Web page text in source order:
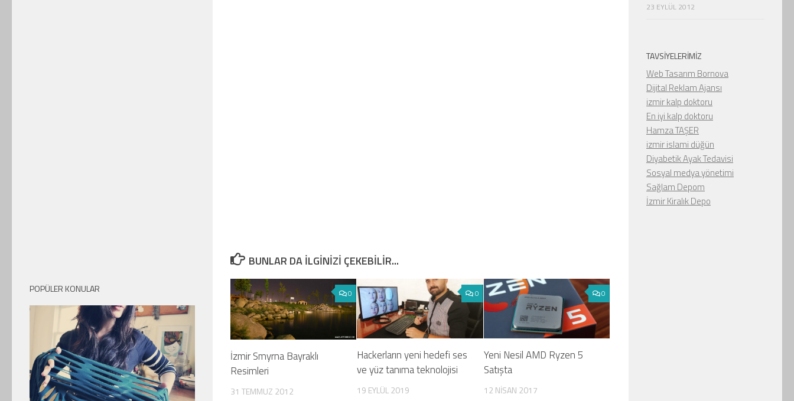
BUNLAR DA ILGINIZI ÇEKEBILIR...
0
İzmir Smyrna Bayraklı
Resimleri
31 TEMMUZ 2012
0
Hackerların yeni hedefi ses
ve yüz tanıma teknolojisi
19 EYLÜL 2019
0
Yeni Nesil AMD Ryzen 5
Satışta
12 NISAN 2017
POPÜLER KONULAR
23 EYLÜL 2012
TAVSIYELERIMIZ
Web Tasarım Bornova
Dijital Reklam Ajansı
izmir kalp doktoru
En iyi kalp doktoru
Hamza TAŞER
izmir islami düğün
Diyabetik Ayak Tedavisi
Sosyal medya yönetimi
Sağlam Depom
İzmir Kiralık Depo